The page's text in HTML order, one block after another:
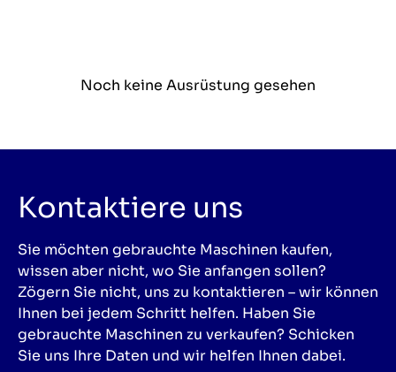
Noch keine Ausrüstung gesehen
Kontaktiere uns
Sie möchten gebrauchte Maschinen kaufen,
wissen aber nicht, wo Sie anfangen sollen?
Zögern Sie nicht, uns zu kontaktieren – wir können
Ihnen bei jedem Schritt helfen. Haben Sie
gebrauchte Maschinen zu verkaufen? Schicken
Sie uns Ihre Daten und wir helfen Ihnen dabei.